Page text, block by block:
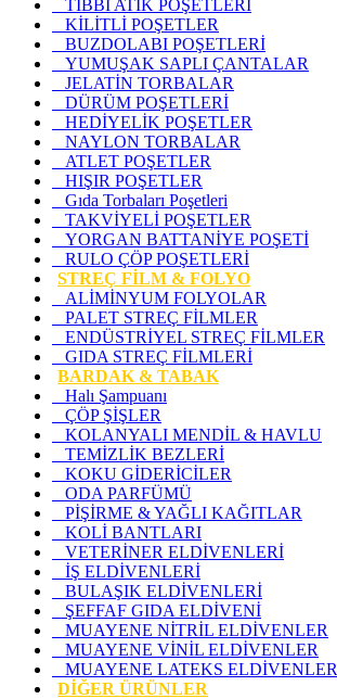
TIBBİ ATIK POŞETLERİ
KİLİTLİ POŞETLER
BUZDOLABI POŞETLERİ
YUMUŞAK SAPLI ÇANTALAR
JELATİN TORBALAR
DÜRÜM POŞETLERİ
HEDİYELİK POŞETLER
NAYLON TORBALAR
ATLET POŞETLER
HIŞIR POŞETLER
Gıda Torbaları Poşetleri
TAKVİYELİ POŞETLER
YORGAN BATTANİYE POŞETİ
RULO ÇÖP POŞETLERİ
STREÇ FİLM & FOLYO
ALİMİNYUM FOLYOLAR
PALET STREÇ FİLMLER
ENDÜSTRİYEL STREÇ FİLMLER
GIDA STREÇ FİLMLERİ
BARDAK & TABAK
Halı Şampuanı
ÇÖP ŞİŞLER
KOLANYALI MENDİL & HAVLU
TEMİZLİK BEZLERİ
KOKU GİDERİCİLER
ODA PARFÜMÜ
PİŞİRME & YAĞLI KAĞITLAR
KOLİ BANTLARI
VETERİNER ELDİVENLERİ
İŞ ELDİVENLERİ
BULAŞIK ELDİVENLERİ
ŞEFFAF GIDA ELDİVENİ
MUAYENE NİTRİL ELDİVENLER
MUAYENE VİNİL ELDİVENLER
MUAYENE LATEKS ELDİVENLER
DİĞER ÜRÜNLER